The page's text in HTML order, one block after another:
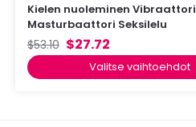
Kielen nuoleminen Vibraattori
Masturbaattori Seksilelu
$53.10 $27.72
Valitse vaihtoehdot